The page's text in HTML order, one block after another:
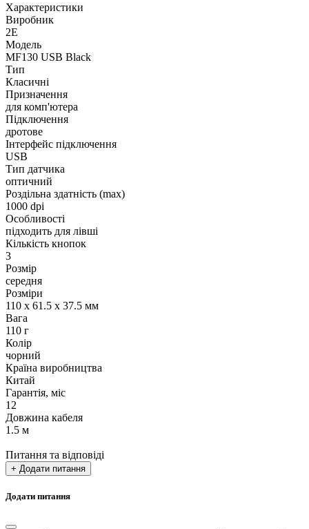
Характеристики
Виробник
2E
Модель
MF130 USB Black
Тип
Класичні
Призначення
для комп'ютера
Підключення
дротове
Інтерфейс підключення
USB
Тип датчика
оптичний
Роздільна здатність (max)
1000 dpi
Особливості
підходить для лівші
Кількість кнопок
3
Розмір
середня
Розміри
110 x 61.5 х 37.5 мм
Вага
110 г
Колір
чорний
Країна виробництва
Китай
Гарантія, міс
12
Довжина кабеля
1.5 м
Питання та відповіді
+ Додати питання
Додати питання